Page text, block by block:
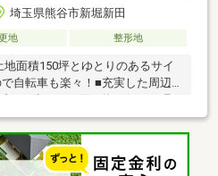
埼玉県熊谷市新堀新田
地 整形地
面積150坪とゆとりのあるサイ
自転車も楽々！■充実した周辺
く、歩いてお買い物に行ける環
通学にも便利・籠原小学校まで
23分・坂本内科医院まで徒歩3
古郡グループの不動産部門で
営業しております。不動産から注